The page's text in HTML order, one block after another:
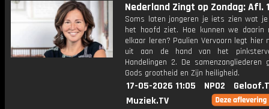
Nederland Zingt op Zondag: Afl.
Soms laten jongeren je iets zien wat
het hoofd ziet. Hoe kunnen we daarin
elkaar leren? Paulien Vervoorn legt hier
uit aan de hand van het
Handelingen 2. De samenzangliederen
Gods grootheid en Zijn heiligheid.
17-05-2026 11:05 NPO2
Muziek.TV